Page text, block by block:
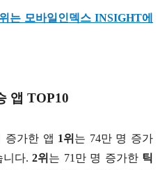
는 모바일인덱스 INSIGHT에
앱 TOP10
증가한 앱 1위 는 74만 명 증가
니다. 2위 는 71만 명 증가한 틱